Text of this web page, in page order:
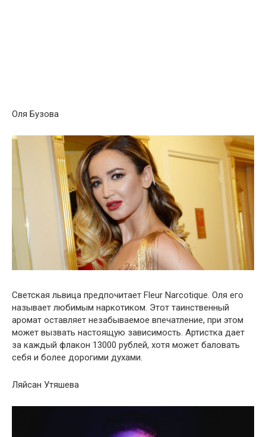
Оля Бузова
Светская львица предпочитает Fleur Narcotique. Оля его
называет любимым наркотиком. Этот таинственный
аромат оставляет незабываемое впечатление, при этом
может вызвать настоящую зависимость. Артистка дает
за каждый флакон 13000 рублей, хотя может баловать
себя и более дорогими духами.
Ляйсан Утяшева